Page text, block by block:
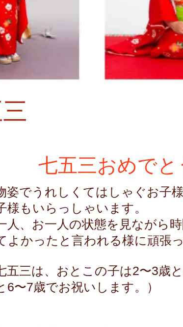
七五三おめで
姿でうれしくてはしゃぐお子
様もいらっしゃいます。
人、お一人の状態を見ながら
よかったと言われる様に頑張
五三は、おとこの子は2〜3歳
6〜7歳でお祝いします。）